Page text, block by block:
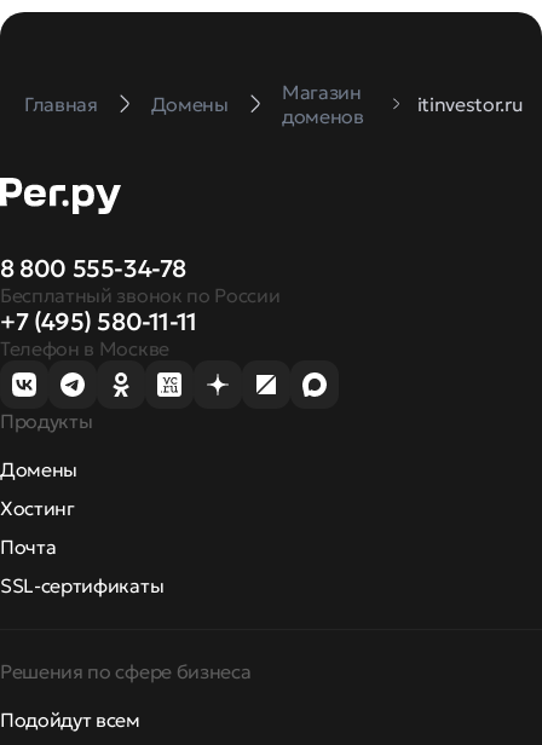
Главная Домены
Магазин
доменов
itinvestor.ru
8 800 555-34-78
Бесплатный звонок по России
+7 (495) 580-11-11
Телефон в Москве
Продукты
Домены
Хостинг
Почта
SSL-сертификаты
Решения по сфере бизнеса
Подойдут всем